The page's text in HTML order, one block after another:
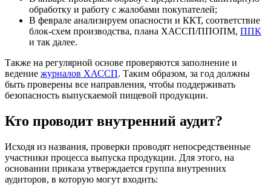
обработку и работу с жалобами покупателей;
В феврале анализируем опасности и ККТ, соответствие
блок-схем производства, плана ХАССП/ППОПМ, ППК
и так далее.
Также на регулярной основе проверяются заполнение и
ведение журналов ХАССП. Таким образом, за год должны
быть проверены все направления, чтобы поддерживать
безопасность выпускаемой пищевой продукции.
Кто проводит внутренний аудит?
Исходя из названия, проверки проводят непосредственные
участники процесса выпуска продукции. Для этого, на
основании приказа утверждается группа внутренних
аудиторов, в которую могут входить: